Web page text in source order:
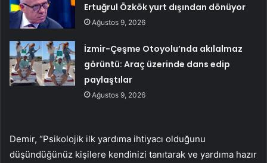
Ertuğrul Özkök yurt dışından dönüyor
Ağustos 9, 2026
İzmir-Çeşme Otoyolu’nda akılalmaz
görüntü: Araç üzerinde dans edip
paylaştılar
Ağustos 9, 2026
Demir, “Psikolojik ilk yardıma ihtiyacı olduğunu
düşündüğünüz kişilere kendinizi tanıtarak ve yardıma hazır